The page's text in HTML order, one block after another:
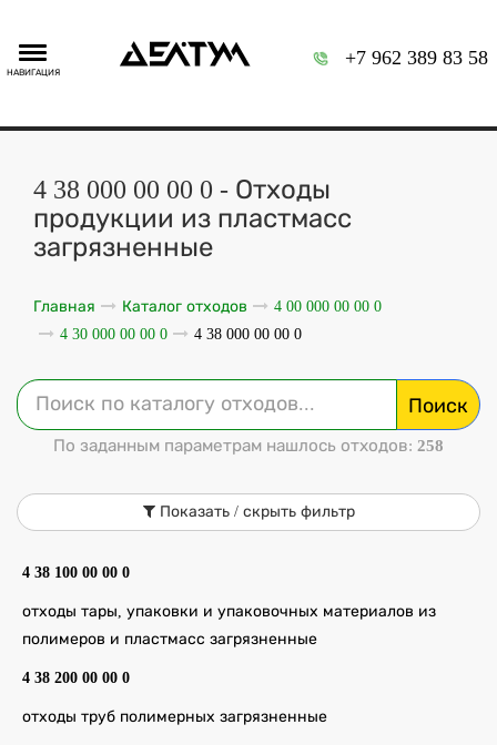
НАВИГАЦИЯ
+7 962 389 83 58
4 38 000 00 00 0 - Отходы
продукции из пластмасс
загрязненные
Главная Каталог отходов
4 00 000 00 00 0
4 30 000 00 00 0
4 38 000 00 00 0
Поиск
По заданным параметрам нашлось отходов: 258
Показать / скрыть фильтр
4 38 100 00 00 0
отходы тары, упаковки и упаковочных материалов из
полимеров и пластмасс загрязненные
4 38 200 00 00 0
отходы труб полимерных загрязненные